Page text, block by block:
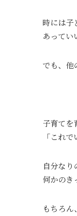
時には子
あってい
でも、他
子育てを
「これ
自分なり
何かのき
もちろん